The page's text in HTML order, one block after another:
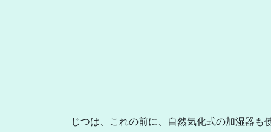
じつは、これの前に、自然気化式の加湿器も